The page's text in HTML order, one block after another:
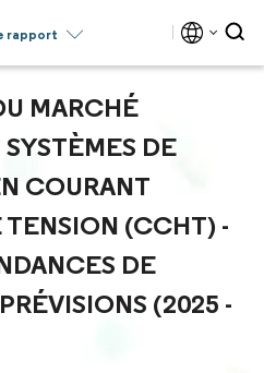
rapport
MARCHÉ
DE
COURANT
(CCHT) -
DE
(2025 -